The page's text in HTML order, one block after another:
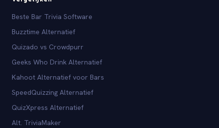
Beste Bar Trivia Software
Buzztime Alternatief
Quizado vs Crowdpurr
Geeks Who Drink Alternatief
Kahoot Alternatief voor Bars
SpeedQuizzing Alternatief
QuizXpress Alternatief
Alt. TriviaMaker